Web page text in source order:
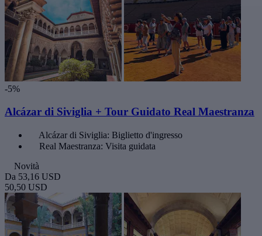
-5%
Alcázar di Siviglia + Tour Guidato Real Maestranza
Alcázar di Siviglia: Biglietto d'ingresso
Real Maestranza: Visita guidata
Novità
Da 53,16 USD
50,50 USD